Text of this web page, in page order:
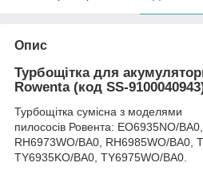
Опис
Турбощітка для
Rowenta (код SS-
Турбощітка сумісна з моделями
пилососів Ровента: EO6935NO/
RH6973WO/BA0, RH6985WO/BA0,
TY6935KO/BA0, TY6975WO/BA0.